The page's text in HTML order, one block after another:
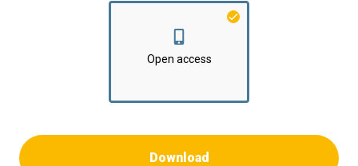
Open access
Download